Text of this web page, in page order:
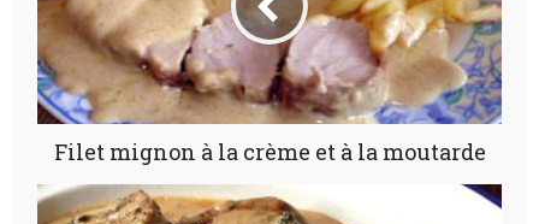
Filet mignon à la crème et à la moutarde